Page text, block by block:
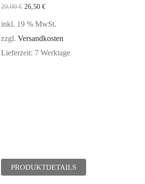
29,00€ 26,50 €
inkl. 19 % MwSt.
zzgl. Versandkosten
Lieferzeit: 7 Werktage
PRODUKTDETAILS